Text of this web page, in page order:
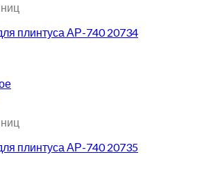
плинтуса АР-740 20734
плинтуса АР-740 20735